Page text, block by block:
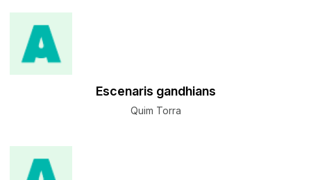
Escenaris gandhians
Quim Torra